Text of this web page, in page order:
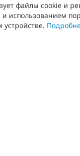
файлы cookie и
использованием